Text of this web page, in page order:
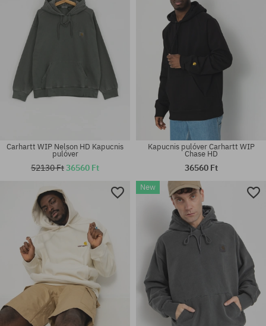
Elérhető méretek:
M; L; XL; XXL
Elérhető méretek:
M; L; XL; XXL
Carhartt WIP Nelson HD Kapucnis
pulóver
52130 Ft36560 Ft
Kapucnis pulóver Carhartt WIP
Chase HD
36560 Ft
New